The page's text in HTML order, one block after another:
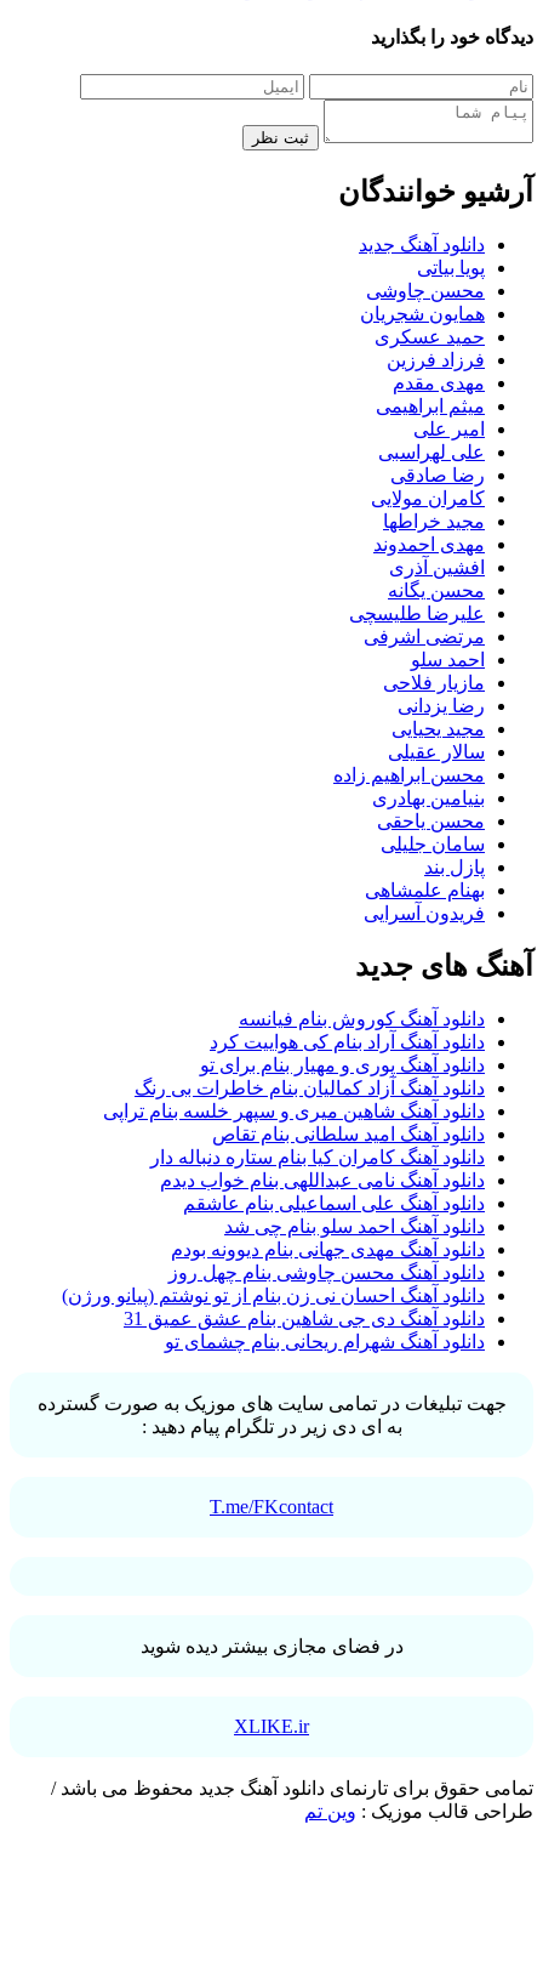
خود را بگذارید
ثبت نظر
خوانندگان
دانلود آهنگ جدید
پویا بیاتی
محسن چاوشی
همایون شجریان
حمید عسکری
فرزاد فرزین
مهدی مقدم
میثم ابراهیمی
امیر علی
علی لهراسبی
رضا صادقی
کامران مولایی
مجید خراطها
مهدی احمدوند
افشین آذری
محسن یگانه
علیرضا طلیسچی
مرتضی اشرفی
احمد سلو
مازیار فلاحی
رضا یزدانی
مجید یحیایی
سالار عقیلی
محسن ابراهیم زاده
بنیامین بهادری
محسن یاحقی
سامان جلیلی
پازل بند
بهنام علمشاهی
فریدون آسرایی
های جدید
دانلود آهنگ کوروش بنام فیانسه
دانلود آهنگ آراد بنام کی هواییت کرد
دانلود آهنگ پوری و مهیار بنام برای تو
دانلود آهنگ آزاد کمالیان بنام خاطرات بی رنگ
دانلود آهنگ شاهین میری و سپهر خلسه بنام تراپی
دانلود آهنگ امید سلطانی بنام تقاص
دانلود آهنگ کامران کیا بنام ستاره دنباله دار
دانلود آهنگ نامی عبداللهی بنام خواب دیدم
دانلود آهنگ علی اسماعیلی بنام عاشقم
دانلود آهنگ احمد سلو بنام چی شد
دانلود آهنگ مهدی جهانی بنام دیوونه بودم
دانلود آهنگ محسن چاوشی بنام چهل روز
دانلود آهنگ احسان نی زن بنام از تو نوشتم (پیانو ورژن)
دانلود آهنگ دی جی شاهین بنام عشق عمیق 31
دانلود آهنگ شهرام ریحانی بنام چشمای تو
تبلیغات در تمامی سایت های موزیک به صورت گسترده
به ای دی زیر در تلگرام پیام دهید :
T.me/FKcontact
در فضای مجازی بیشتر دیده شوید
XLIKE.ir
حقوق برای تارنمای دانلود آهنگ جدید محفوظ می باشد /
قالب موزیک :وین تم